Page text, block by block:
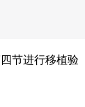
节进行移植验